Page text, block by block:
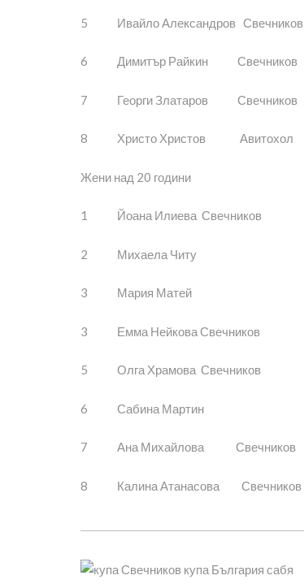
5 Ивайло Александров Свечников
6 Димитър Райкин Свечников
7 Георги Златаров Свечников
8 Христо Христов Авитохол
Жени над 20 години
1 Йоана Илиева Свечников
2 Михаела Читу
3 Мария Матей
3 Емма Нейкова Свечников
5 Олга Храмова Свечников
6 Сабина Мартин
7 Ана Михайлова Свечников
8 Калина Атанасова Свечников